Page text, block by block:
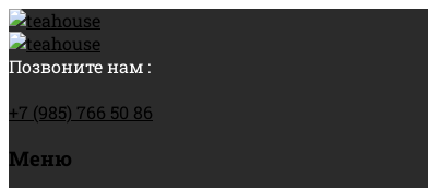
Позвоните нам :
+7 (985) 766 50 86
Меню